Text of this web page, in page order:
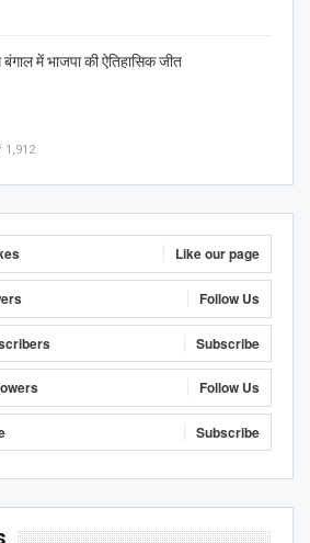
बंगाल में भाजपा की ऐतिहासिक जीत
1,912
Like our page
Follow Us
Subscribe
Follow Us
Subscribe